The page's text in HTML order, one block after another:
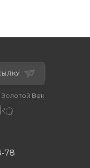
Век
78